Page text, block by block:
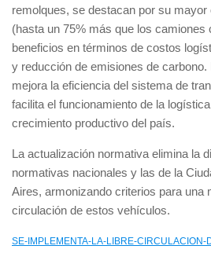
remolques, se destacan por su
(hasta un 75% más que los camiones
beneficios en términos de costos
y reducción de emisiones de carbono.
mejora la eficiencia del sistema de
facilita el funcionamiento de la
crecimiento productivo del país.
La actualización normativa elimina la
normativas nacionales y las de la
Aires, armonizando criterios para una
circulación de estos vehículos.
SE-IMPLEMENTA-LA-LIBRE-CIRCULACION-